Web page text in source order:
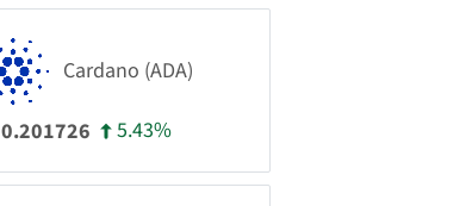
Cardano (ADA)
0.201726 5.43%